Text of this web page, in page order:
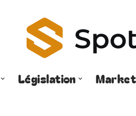
Législation